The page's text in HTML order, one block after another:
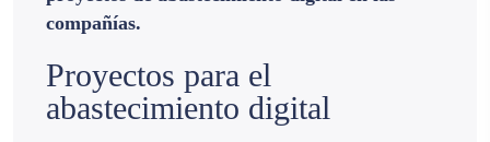
compañías.
Proyectos para el
abastecimiento digital